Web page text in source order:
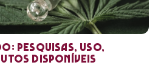
pesquisas, uso,
disponíveis